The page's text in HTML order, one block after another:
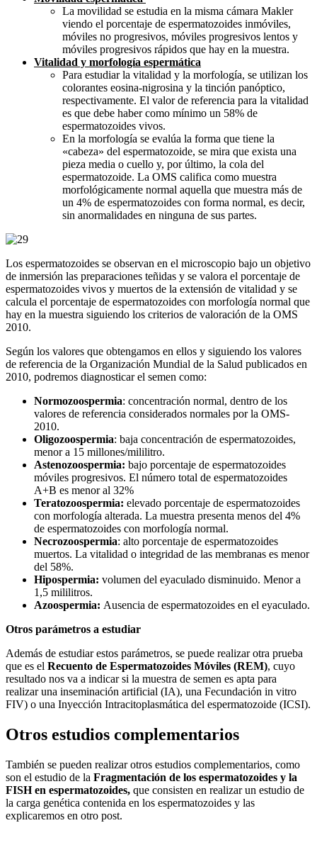
La movilidad se estudia en la misma cámara Makler
viendo el porcentaje de espermatozoides inmóviles,
móviles no progresivos, móviles progresivos lentos y
móviles progresivos rápidos que hay en la muestra.
Vitalidad y morfología espermática
Para estudiar la vitalidad y la morfología, se utilizan los
colorantes eosina-nigrosina y la tinción panóptico,
respectivamente. El valor de referencia para la vitalidad
es que debe haber como mínimo un 58% de
espermatozoides vivos.
En la morfología se evalúa la forma que tiene la
«cabeza» del espermatozoide, se mira que exista una
pieza media o cuello y, por último, la cola del
espermatozoide. La OMS califica como muestra
morfológicamente normal aquella que muestra más de
un 4% de espermatozoides con forma normal, es decir,
sin anormalidades en ninguna de sus partes.
Los espermatozoides se observan en el microscopio bajo un objetivo
de inmersión las preparaciones teñidas y se valora el porcentaje de
espermatozoides vivos y muertos de la extensión de vitalidad y se
calcula el porcentaje de espermatozoides con morfología normal que
hay en la muestra siguiendo los criterios de valoración de la OMS
2010.
Según los valores que obtengamos en ellos y siguiendo los valores
de referencia de la Organización Mundial de la Salud publicados en
2010, podremos diagnosticar el semen como:
Normozoospermia: concentración normal, dentro de los
valores de referencia considerados normales por la OMS-
2010.
Oligozoospermia: baja concentración de espermatozoides,
menor a 15 millones/mililitro.
Astenozoospermia: bajo porcentaje de espermatozoides
móviles progresivos. El número total de espermatozoides
A+B es menor al 32%
Teratozoospermia: elevado porcentaje de espermatozoides
con morfología alterada. La muestra presenta menos del 4%
de espermatozoides con morfología normal.
Necrozoospermia: alto porcentaje de espermatozoides
muertos. La vitalidad o integridad de las membranas es menor
del 58%.
Hipospermia: volumen del eyaculado disminuido. Menor a
1,5 mililitros.
Azoospermia: Ausencia de espermatozoides en el eyaculado.
Otros parámetros a estudiar
Además de estudiar estos parámetros, se puede realizar otra prueba
que es el Recuento de Espermatozoides Móviles (REM), cuyo
resultado nos va a indicar si la muestra de semen es apta para
realizar una inseminación artificial (IA), una Fecundación in vitro
FIV) o una Inyección Intracitoplasmática del espermatozoide (ICSI).
Otros estudios complementarios
También se pueden realizar otros estudios complementarios, como
son el estudio de la Fragmentación de los espermatozoides y la
FISH en espermatozoides, que consisten en realizar un estudio de
la carga genética contenida en los espermatozoides y las
explicaremos en otro post.